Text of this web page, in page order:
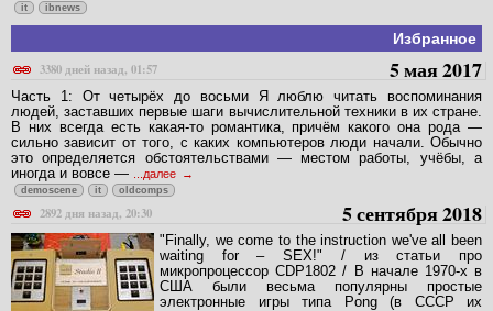
it ibnews
Избранное
3380 дней назад, 01:57
5 мая 2017
Часть 1: От четырёх до восьми Я люблю читать воспоминания
людей, заставших первые шаги вычислительной техники в их стране.
В них всегда есть какая-то романтика, причём какого она рода —
сильно зависит от того, с каких компьютеров люди начали. Обычно
это определяется обстоятельствами — местом работы, учёбы, а
иногда и вовсе —
...далее
demoscene it oldcomps
2892 дня назад, 20:30 5 сентября 2018
"Finally, we come to the instruction we've all been
waiting for – SEX!" / из статьи про
микропроцессор CDP1802 / В начале 1970-х в
США были весьма популярны простые
электронные игры типа Pong (в СССР их